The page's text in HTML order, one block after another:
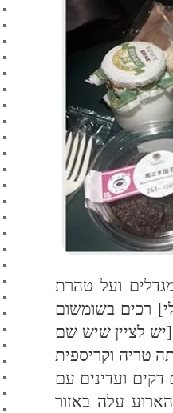
ועל טהרת
רכים בשומשום
לציין שיש שם
טריה וקריספית
ועדינים עם
עלה באזור